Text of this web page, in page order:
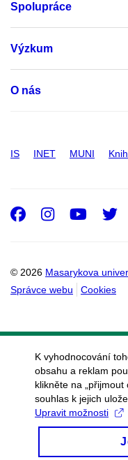
Spolupráce
Výzkum
O nás
IS INET MUNI
© 2026 Masarykova
Správce webu
Cookies
Facebook
K vyhodnocování
obsahu a reklam
klikněte na
souhlas k jejich
Upravit možnosti